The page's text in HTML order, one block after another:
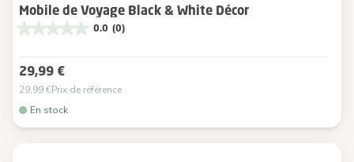
Mobile de Voyage Black & White Décor
0.0 (0)
29,99 €
29,99 €Prix de référence
En stock